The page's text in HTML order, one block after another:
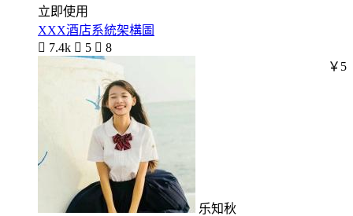
立即使用
XXX酒店系統架構圖
 7.4k  5  8
乐知秋
￥5